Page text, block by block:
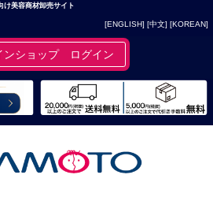
け美容商材卸売サイト
[ENGLISH] [中文] [KOREAN]
ンショップ ログイン